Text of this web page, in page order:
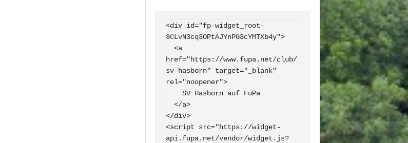
<div id="fp-widget_root-
3CLvN3cq3OPtAJYnPG3cYMTXb4y">
href="https://www.fupa.net/club/
sv-hasborn" target="_blank"
rel="noopener">
</div>
<script src="https://widget-
api.fupa.net/vendor/widget.js?